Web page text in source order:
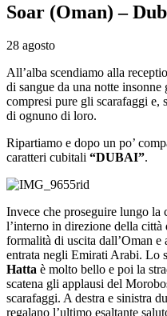
Soar (Oman) –
28 agosto
All’alba scendiamo alla
di sangue da una notte
compresi pure gli scarafaggi e,
di ognuno di loro.
Ripartiamo e dopo un po’
caratteri cubitali “DUBAI”.
Invece che proseguire lungo la
l’interno in direzione della
formalità di uscita dall’Oman
entrata negli Emirati Arabi. Lo
Hatta è molto bello e poi la
scatena gli applausi del
scarafaggi. A destra e sinistra
regalano l’ultimo esaltante